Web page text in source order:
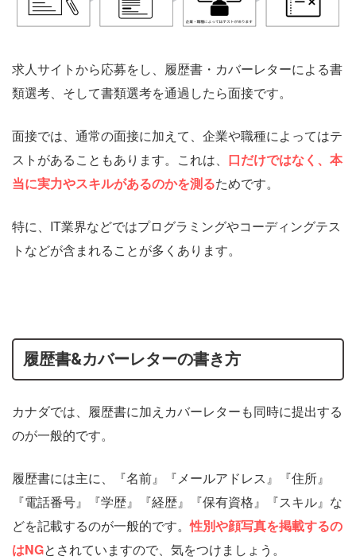
求人サイトから応募をし、履歴書・カバーレターによる書
類選考、そして書類選考を通過したら面接です。
面接では、通常の面接に加えて、企業や職種によってはテ
ストがあることもあります。これは、 口だけではなく、本
当に実力やスキルがあるのかを測るためです。
特に、IT業界などではプログラミングやコーディングテス
トなどが含まれることが多くあります。
履歴書&カバーレターの書き方
カナダでは、履歴書に加えカバーレターも同時に提出する
のが一般的です。
履歴書には主に、『名前』『メールアドレス』『住所』
『電話番号』『学歴』『経歴』『保有資格』『スキル』な
どを記載するのが一般的です。性別や顔写真を掲載するの
はNGとされていますので、気をつけましょう。